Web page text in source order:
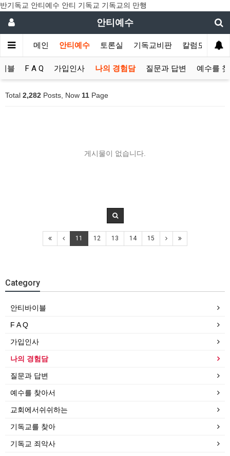
반기독교 안티예수 안티 기독교 기독교의 만행
안티예수
메인 안티예수 토론실 기독교비판 칼럼모음
블 F A Q 가입인사 나의 경험담 질문과 답변 예수를
Total 2,282 Posts, Now 11 Page
게시물이 없습니다.
11 12 13 14 15
Category
안티바이블
F A Q
가입인사
나의 경험담
질문과 답변
예수를 찾아서
교회에서쉬쉬하는
기독교를 찾아
기독교 죄악사